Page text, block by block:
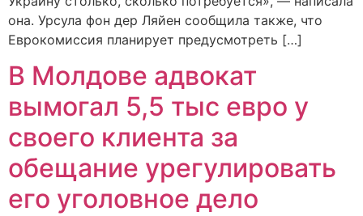
она. Урсула фон дер Ляйен сообщила также, что
Еврокомиссия планирует предусмотреть […]
В Молдове адвокат
вымогал 5,5 тыс евро у
своего клиента за
обещание урегулировать
его уголовное дело